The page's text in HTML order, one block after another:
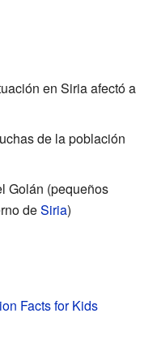
en Siria afectó a
de la población
Golán (pequeños
deSiria)
Facts for Kids